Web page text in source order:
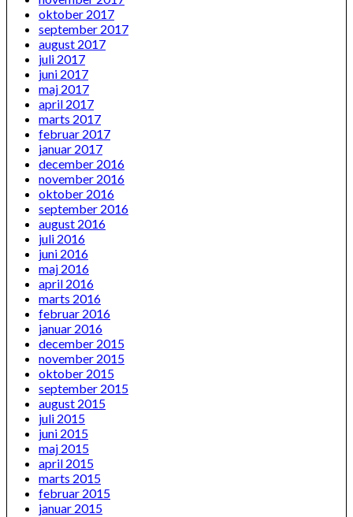
oktober 2017
september 2017
august 2017
juli 2017
juni 2017
maj 2017
april 2017
marts 2017
februar 2017
januar 2017
december 2016
november 2016
oktober 2016
september 2016
august 2016
juli 2016
juni 2016
maj 2016
april 2016
marts 2016
februar 2016
januar 2016
december 2015
november 2015
oktober 2015
september 2015
august 2015
juli 2015
juni 2015
maj 2015
april 2015
marts 2015
februar 2015
januar 2015